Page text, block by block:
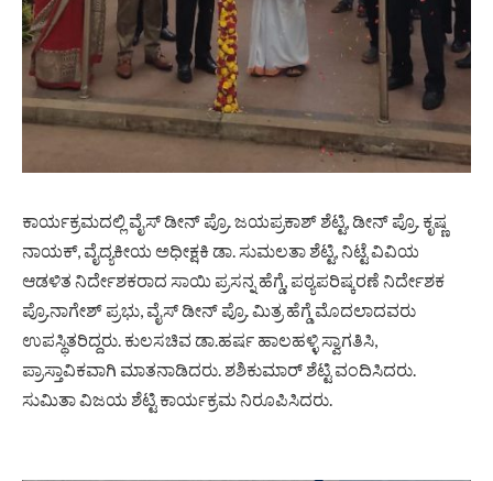
ಕಾರ್ಯಕ್ರಮದಲ್ಲಿ ವೈಸ್ ಡೀನ್ ಪ್ರೊ. ಜಯಪ್ರಕಾಶ್ ಶೆಟ್ಟಿ, ಡೀನ್ ಪ್ರೊ. ಕೃಷ್ಣ
ನಾಯಕ್, ವೈದ್ಯಕೀಯ ಅಧೀಕ್ಷಕಿ ಡಾ. ಸುಮಲತಾ ಶೆಟ್ಟಿ, ನಿಟ್ಟೆ ವಿವಿಯ
ಆಡಳಿತ ನಿರ್ದೇಶಕರಾದ ಸಾಯಿ ಪ್ರಸನ್ನ ಹೆಗ್ಡೆ, ಪಠ್ಯಪರಿಷ್ಕರಣೆ ನಿರ್ದೇಶಕ
ಪ್ರೊ.ನಾಗೇಶ್ ಪ್ರಭು, ವೈಸ್ ಡೀನ್ ಪ್ರೊ. ಮಿತ್ರ ಹೆಗ್ಡೆ ಮೊದಲಾದವರು
ಉಪಸ್ಥಿತರಿದ್ದರು. ಕುಲಸಚಿವ ಡಾ.ಹರ್ಷ ಹಾಲಹಳ್ಳಿ ಸ್ವಾಗತಿಸಿ,
ಪ್ರಾಸ್ತಾವಿಕವಾಗಿ ಮಾತನಾಡಿದರು. ಶಶಿಕುಮಾರ್ ಶೆಟ್ಟಿ ವಂದಿಸಿದರು.
ಸುಮಿತಾ ವಿಜಯ ಶೆಟ್ಟಿ ಕಾರ್ಯಕ್ರಮ ನಿರೂಪಿಸಿದರು.